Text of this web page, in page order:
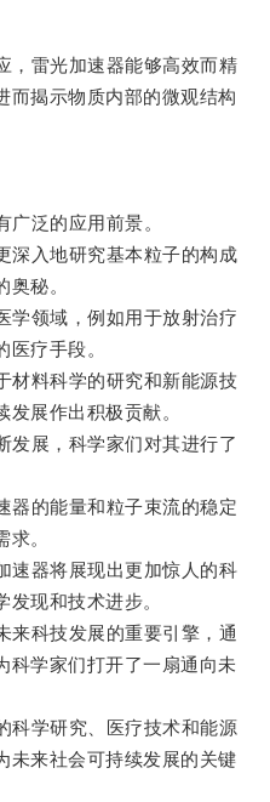
雷光加速器能够高效而精
而揭示物质内部的微观结构
泛的应用前景。
入地研究基本粒子的构成
秘。
领域，例如用于放射治疗
疗手段。
料科学的研究和新能源技
展作出积极贡献。
展，科学家们对其进行了
的能量和粒子束流的稳定
。
器将展现出更加惊人的科
现和技术进步。
科技发展的重要引擎，通
科学家们打开了一扇通向未
学研究、医疗技术和能源
未来社会可持续发展的关键